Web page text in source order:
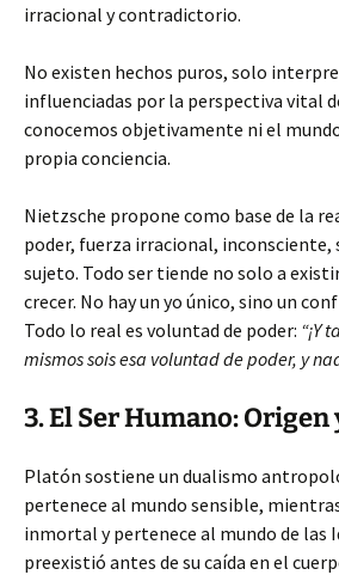
irracional y contradictorio.
No existen hechos puros, solo
influenciadas por la perspectiva vital
conocemos objetivamente ni el
propia conciencia.
Nietzsche propone como base de la
poder, fuerza irracional, inconsciente,
sujeto. Todo ser tiende no solo a
crecer. No hay un yo único, sino un
Todo lo real es voluntad de poder: “¡Y
mismos sois esa voluntad de poder, y
3. El Ser Humano:
Platón sostiene un dualismo
pertenece al mundo sensible,
inmortal y pertenece al mundo de las
preexistió antes de su caída en el